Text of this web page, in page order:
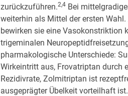
zurückzuführen.2,4Bei
weiterhin als Mittel der ersten
bewirken sie eine Vasokonstriktion
trigeminalen
pharmakologische Unterschiede:
Wirkeintritt aus, Frovatriptan durch
Rezidivrate, Zolmitriptan ist
ausgeprägter Übelkeit vorteilhaft ist.